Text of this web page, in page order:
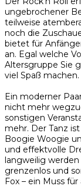
ungebrochener
teilweise
noch die
bietet für
an. Egal welche
Altersgruppe Sie
viel Spaß machen.
Ein moderner
nicht mehr
sonstigen
mehr. Der Tanz
Boogie Woogie
und effektvolle
langweilig
grenzenlos und
Fox – ein Muss für